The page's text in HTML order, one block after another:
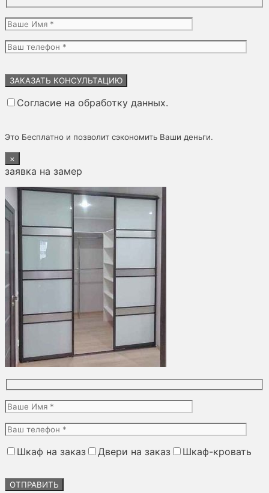
это
пустым.
Согласие на обработку данных.
Это Бесплатно и позволит сэкономить Ваши деньги.
×
заявка на замер
Шкаф на заказ Двери на заказ
Шкаф-кровать
это